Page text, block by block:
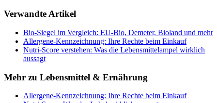
Verwandte Artikel
Bio-Siegel im Vergleich: EU-Bio, Demeter, Bioland und mehr
Allergene-Kennzeichnung: Ihre Rechte beim Einkauf
Nutri-Score verstehen: Was die Lebensmittelampel wirklich
aussagt
Mehr zu Lebensmittel & Ernährung
Allergene-Kennzeichnung: Ihre Rechte beim Einkauf